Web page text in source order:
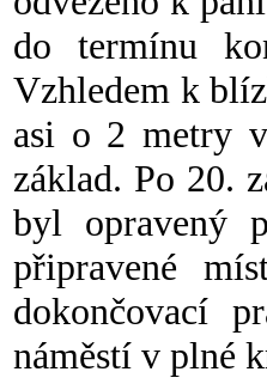
do termínu
Vzhledem k
asi o 2 metry
základ. Po 20.
byl opravený
připravené
dokončovací
náměstí v plné